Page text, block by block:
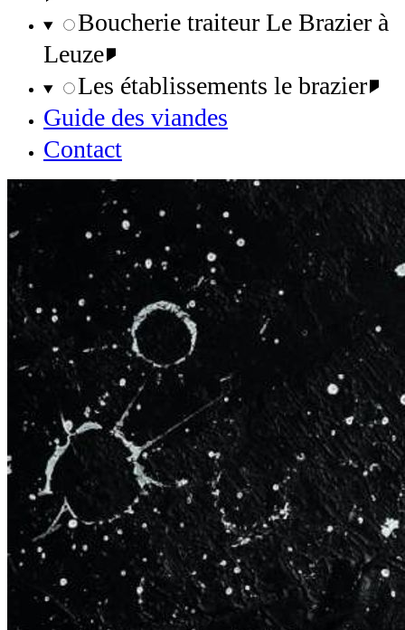
Boucherie traiteur Le Brazier à
Leuze
Les établissements le brazier
Guide des viandes
Contact